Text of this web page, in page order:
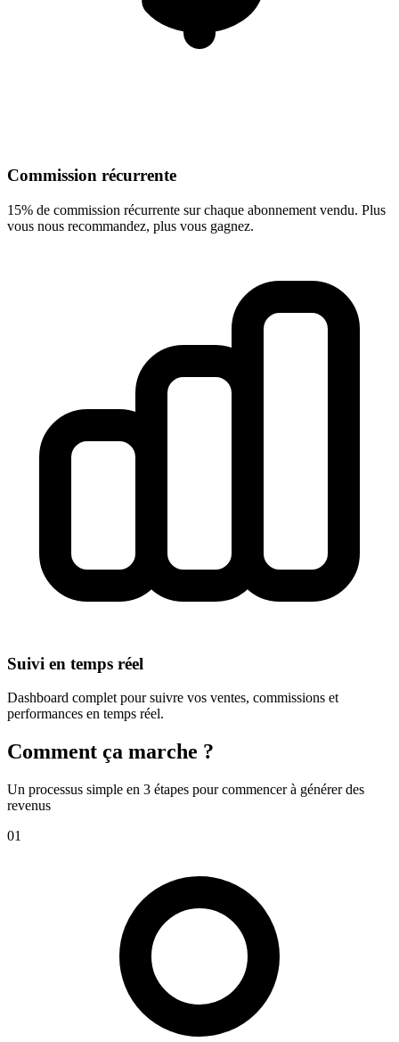
Commission récurrente
15% de commission récurrente sur chaque abonnement vendu. Plus
vous nous recommandez, plus vous gagnez.
Suivi en temps réel
Dashboard complet pour suivre vos ventes, commissions et
performances en temps réel.
Comment ça marche ?
Un processus simple en 3 étapes pour commencer à générer des
revenus
01